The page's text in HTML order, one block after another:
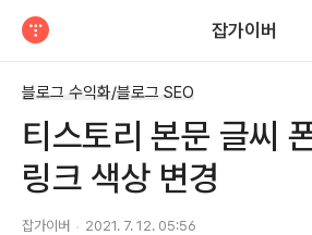
잡가이버
블로그 수익화/블로그 SEO
티스토리 본문 글씨
링크 색상 변경
잡가이버 2021. 7. 12. 05:56